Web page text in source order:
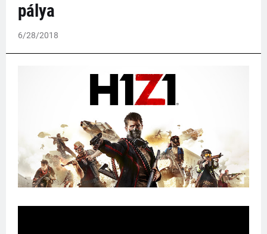
pálya
6/28/2018